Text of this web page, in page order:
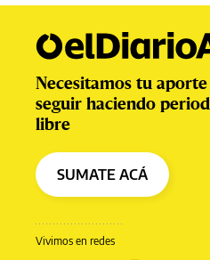
Vivimos en redes
Necesitamos tu
seguir haciendo
libre
SUMATE ACÁ